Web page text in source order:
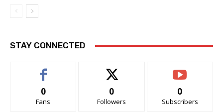
STAY CONNECTED
0
Fans
0
Followers
0
Subscribers